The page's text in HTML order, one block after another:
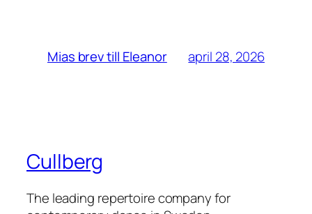
Mias brev till Eleanor april 28, 2026
Cullberg
The leading repertoire company for